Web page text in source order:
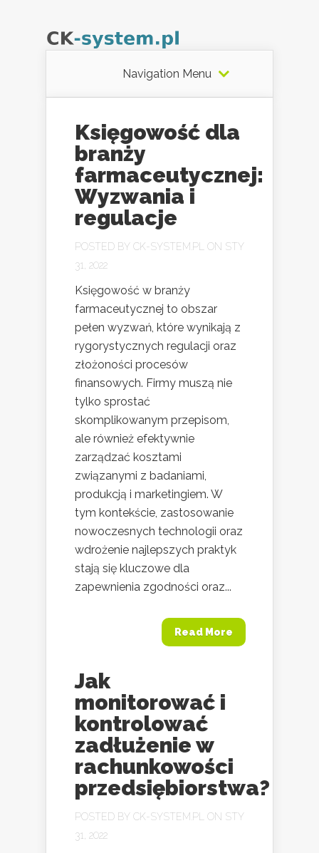
Navigation Menu
Księgowość dla
branży
farmaceutycznej:
Wyzwania i
regulacje
POSTED BY CK-SYSTEM.PL ON STY
31, 2022
Księgowość w branży
farmaceutycznej to obszar
pełen wyzwań, które wynikają z
rygorystycznych regulacji oraz
złożoności procesów
finansowych. Firmy muszą nie
tylko sprostać
skomplikowanym przepisom,
ale również efektywnie
zarządzać kosztami
związanymi z badaniami,
produkcją i marketingiem. W
tym kontekście, zastosowanie
nowoczesnych technologii oraz
wdrożenie najlepszych praktyk
stają się kluczowe dla
zapewnienia zgodności oraz...
Read More
Jak
monitorować i
kontrolować
zadłużenie w
rachunkowości
przedsiębiorstwa?
POSTED BY CK-SYSTEM.PL ON STY
31, 2022